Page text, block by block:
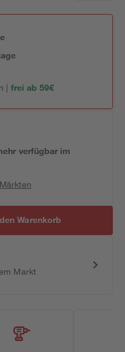
| frei ab 59€
verfügbar im
Warenkorb
Markt